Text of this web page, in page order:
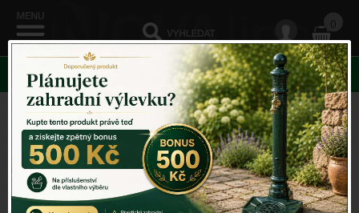
0
KATEGORIE
Venkovský domov ->Fotorámečky->Dřevěný
fotorámeček srdíčko 22x27x2,5cm